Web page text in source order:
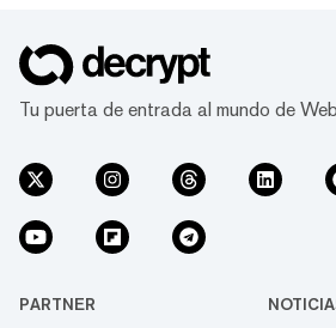
Tu puerta de entrada al mundo de
PARTNER